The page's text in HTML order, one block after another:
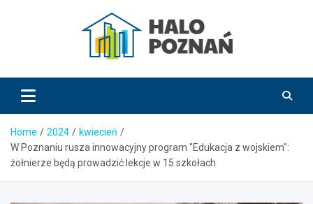
HaloPoznań.pl
Home 2024
kwiecień
W Poznaniu rusza innowacyjny program "Edukacja z wojskiem":
żołnierze będą prowadzić lekcje w 15 szkołach